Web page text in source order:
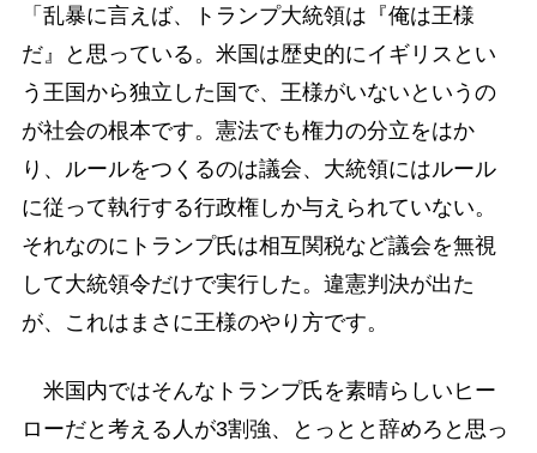
「乱暴に言えば、トランプ大統領は『俺は王様
だ』と思っている。米国は歴史的にイギリスとい
う王国から独立した国で、王様がいないというの
が社会の根本です。憲法でも権力の分立をはか
り、ルールをつくるのは議会、大統領にはルール
に従って執行する行政権しか与えられていない。
それなのにトランプ氏は相互関税など議会を無視
して大統領令だけで実行した。違憲判決が出た
が、これはまさに王様のやり方です。
米国内ではそんなトランプ氏を素晴らしいヒー
ローだと考える人が3割強、とっとと辞めろと思っ